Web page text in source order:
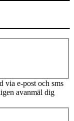
via e-post och sms
avanmäl dig